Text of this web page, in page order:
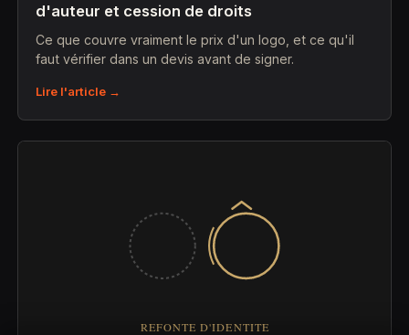
d'auteur et cession de droits
Ce que couvre vraiment le prix d'un logo, et ce qu'il
faut vérifier dans un devis avant de signer.
Lire l'article →